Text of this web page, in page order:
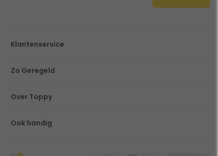
Klantenservice
Zo Geregeld
Over Toppy
Ook handig